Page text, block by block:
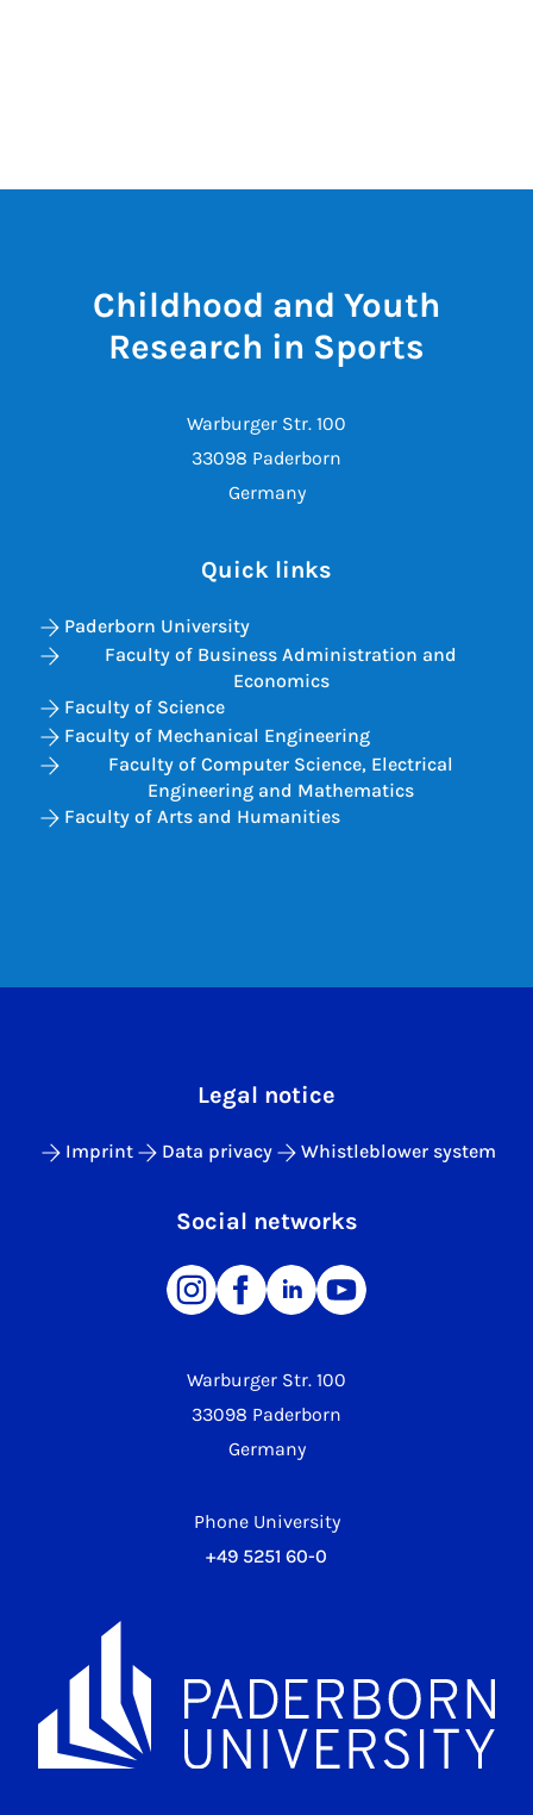
Childhood and Youth
Research in Sports
Warburger Str. 100
33098 Paderborn
Germany
Quick links
Paderborn University
Faculty of Business Administration and
Economics
Faculty of Science
Faculty of Mechanical Engineering
Faculty of Computer Science, Electrical
Engineering and Mathematics
Faculty of Arts and Humanities
Warburger Str. 100
33098 Paderborn
Germany
Phone University
+49 5251 60-0
Legal notice
Imprint Data privacy Whistleblower system
Social networks